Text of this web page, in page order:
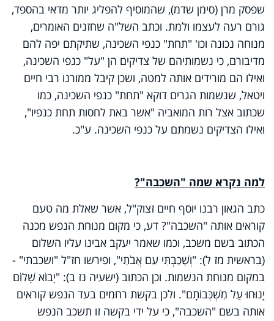
שפסק מרן (סימן שדמ), שהמוסיף להפליג יותר מדאי בהספד,
גורם רעה לעצמו ולמת. וכתב השל"ה שחזנים האומרים,
מנוחה נכונה וכו' "תחת" כנפי השכינה, שתיקתם יפה להם
מדיבורם, כי נשמותיהם של צדיקים הן "על" כנפי השכינה,
ואילו הם מורידים אותה למטה, ושכן קיבל ממורנו רבי חיים
ויטאל, שנשמות הגרים דוקא "תחת" כנפי השכינה, כמו
שכתוב אצל רות המואביה "אשר באת לחסות תחת כנפיו",
ואילו הצדיקים נשמתם על כנפי השכינה. ע"כ.
למה נקרא שמה "השכבה"?
כתב הגאון רבנו יוסף חיים זצוק"ל, אשר שאלת מה טעם
קוראים אותה "השכבה"? דע, כי מקום מנוחת הנפש מכנה
הכתוב בשם משכב, וכמו שאמר יעקב אבינו עליו השלום
(בראשית מז ל): "וְשָׁכַבְתִּי עִם אֲבֹתַי", ופירשו חז"ל "ושכבתי" -
במקום מנוחת הנשמות. וכן הכתוב (ישעיה נז ב): "יָבוֹא שָׁלוֹם
יָנוּחוּ עַל מִשְׁכְּבוֹתָם". ולכן בקשת רחמים בעד הנפש קוראים
אותה בשם "השכבה", כי על ידי בקשה זו תשכב הנפש